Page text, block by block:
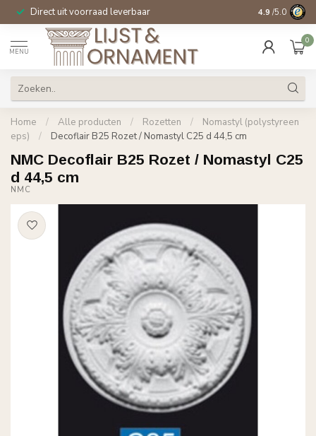
Direct uit voorraad leverbaar 14 dagen
4.9 /5.0
MENU
0
Home / Alle producten / Rozetten /
Nomastyl (polystyreen
eps)
/ Decoflair B25 Rozet / Nomastyl C25 d 44,5 cm
NMC Decoflair B25 Rozet / Nomastyl C25
d 44,5 cm
NMC